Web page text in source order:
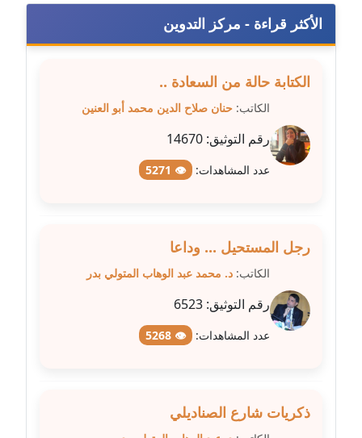
عاملة
مدونة سهام كمال
مدونة سهر صيام
عاملة
مدونة سهى الضاوي
عاملة
مدونة سوزان بهنسي
عاملة
مدونة شادي الربابعة
عاملة
الأكثر قراءة - مركز التدوين
الكتابة حالة من السعادة ..
الكاتب: حنان صلاح الدين محمد أبو العنين
رقم التوثيق: 14670
عدد المشاهدات: 👁 5271
رجل المستحيل ... وداعا
الكاتب: د. محمد عبد الوهاب المتولي بدر
رقم التوثيق: 6523
عدد المشاهدات: 👁 5268
ذكريات شارع الصناديلي